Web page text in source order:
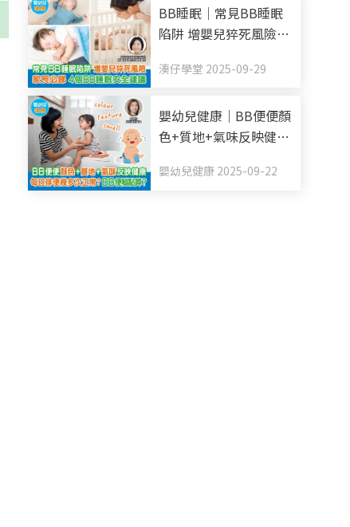
BB睡眠｜常見BB睡眠
陷阱 增嬰兒猝死風險
全建議
湊仔學堂 2025-09-29
嬰幼兒健康｜BB便便顏
色+質地+氣味反映健康
BB便秘點算？
嬰幼兒健康 2025-09-22